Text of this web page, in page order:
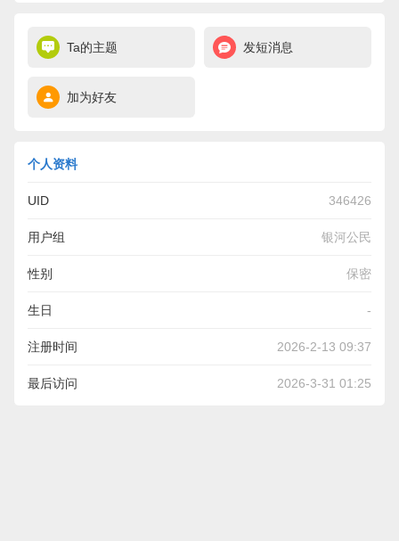
Ta的主题 发短消息
加为好友
个人资料
UID 346426
用户组 银河公民
性别 保密
生日 -
注册时间 2026-2-13 09:37
最后访问 2026-3-31 01:25